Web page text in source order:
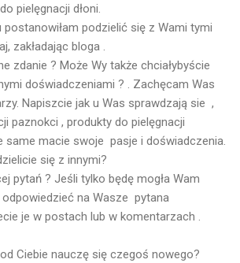
pielęgnacji dłoni.
podzielić się z Wami tymi
zakładając bloga .
zdanie ? Może Wy także chciałybyście
doświadczeniami ? . Zachęcam Was
Napiszcie jak u Was sprawdzają sie ,
paznokci , produkty do pielęgnacji
same macie swoje pasje i doświadczenia.
się z innymi?
pytań ? Jeśli tylko będę mogła Wam
na Wasze pytana
je w postach lub w komentarzach .
Ciebie nauczę się czegoś nowego?